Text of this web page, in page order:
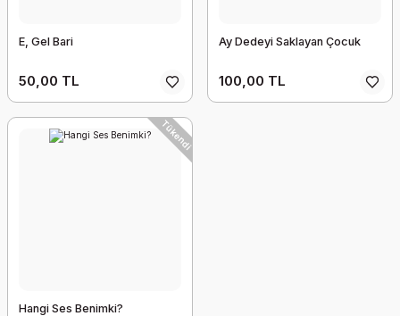
E, Gel Bari
50,00 TL
Ay Dedeyi Saklayan Çocuk
100,00 TL
Tükendi
Hangi Ses Benimki?